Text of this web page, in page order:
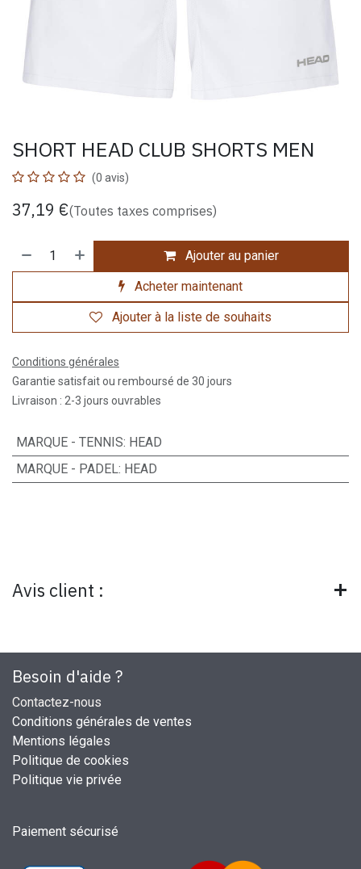
SHORT HEAD CLUB SHORTS MEN
(0 avis)
37,19 €(Toutes taxes comprises)
Ajouter au panier
Acheter maintenant
Ajouter à la liste de souhaits
Conditions générales
Garantie satisfait ou remboursé de 30 jours
Livraison : 2-3 jours ouvrables
MARQUE - TENNIS: HEAD
MARQUE - PADEL: HEAD
Avis client :
Besoin d'aide ?
Contactez-nous
Conditions générales de ventes
Mentions légales
Politique de cookies
Politique vie privée
Paiement sécurisé